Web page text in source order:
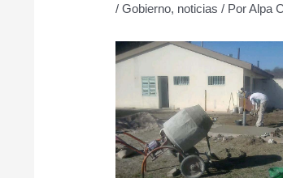
/Gobierno, noticias / PorAlpa